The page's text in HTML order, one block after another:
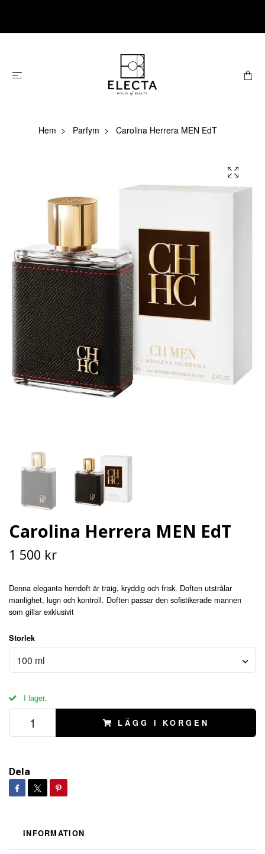
Hem Parfym Carolina Herrera MEN EdT
Carolina Herrera MEN EdT
1 500 kr
Denna eleganta herrdoft är träig, kryddig och frisk. Doften utstrålar
manlighet, lugn och kontroll. Doften passar den sofistikerade mannen
som gillar exklusivit
Storlek
100 ml
I lager.
LÄGG I KORGEN
Dela
INFORMATION